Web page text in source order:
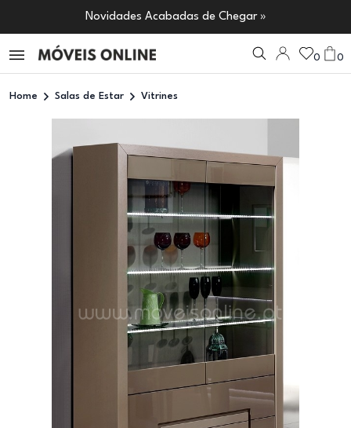
Novidades Acabadas de Chegar »
0 0
Home Salas de Estar Vitrines